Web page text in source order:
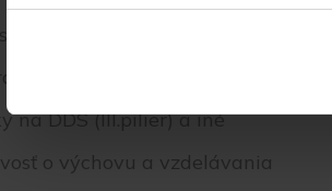
prosperujúcej firme
podmienky
na DDS (III.pilier) a iné
o výchovu a vzdelávania